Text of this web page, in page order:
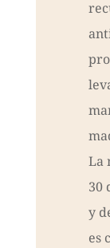
La
30
y
es